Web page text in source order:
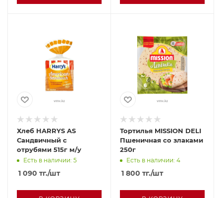
Хлеб HARRYS AS
Сандвичный с
отрубями 515г м/у
Есть в наличии: 5
1 090 тг./шт
Тортилья MISSION DELI
Пшеничная со злаками
250г
Есть в наличии: 4
1 800 тг./шт